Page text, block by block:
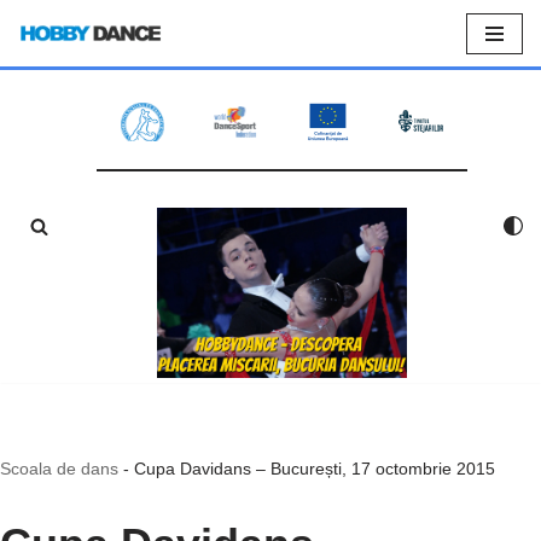
Sari
Scoala de dans - Cupa Davidans – București, 17 octombrie 2015